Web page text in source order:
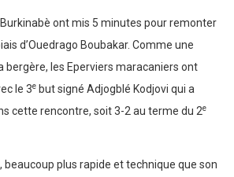
ont mis 5 minutes pour remonter
d’Ouedrago Boubakar. Comme une
bergère, les Eperviers maracaniers ont
le 3e but signé Adjogblé Kodjovi qui a
cette rencontre, soit 3-2 au terme du 2e
beaucoup plus rapide et technique que son